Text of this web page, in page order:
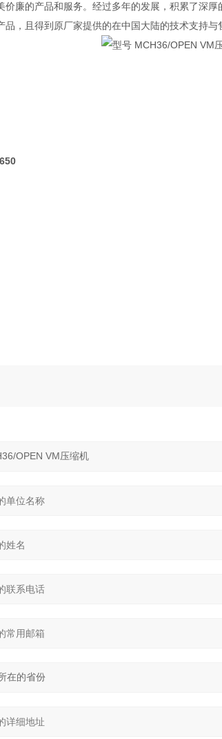
廉的产品和服务。经过多年的发展，积累了深
，且得到原厂家提供的在中国大陆的技术支持